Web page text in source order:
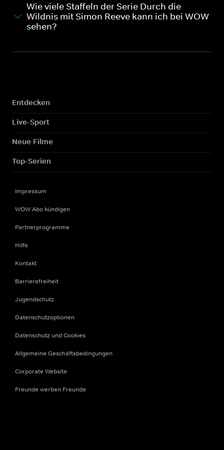
Wie viele Staffeln der Serie Durch die
Wildnis mit Simon Reeve kann ich bei WOW
sehen?
Entdecken
Live-Sport
Neue Filme
Top-Serien
Impressum
WOW Abo kündigen
Partnerprogramme
Hilfe
Kontakt
Barrierefreiheit
Jugendschutz
Datenschutzoptionen
Datenschutz und Cookies
Allgemeine Geschäftsbedingungen
Corporate Website
Freunde werben Freunde